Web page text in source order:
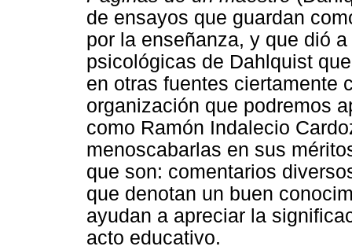
de ensayos que guardan
por la enseñanza, y que dió
psicológicas de Dahlquist
en otras fuentes ciertamente
organización que podremos
como Ramón Indalecio
menoscabarlas en sus
que son: comentarios
que denotan un buen
ayudan a apreciar la
acto educativo.